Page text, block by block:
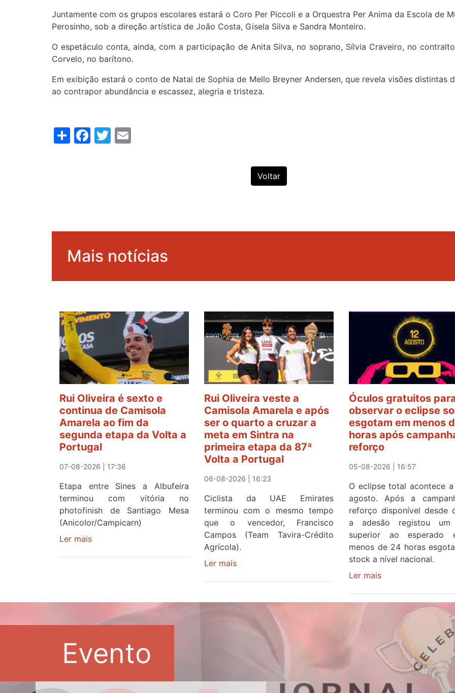
Juntamente com os grupos escolares estará o Coro Per Piccoli e a Orquestra Per Anima da Escola de
Perosinho, sob a direção artística de João Costa, Gisela Silva e Sandra Monteiro.
O espetáculo conta, ainda, com a participação de Anita Silva, no soprano, Sílvia Craveiro, no
Corvelo, no barítono.
Em exibição estará o conto de Natal de Sophia de Mello Breyner Andersen, que revela visões distintas
ao contrapor abundância e escassez, alegria e tristeza.
ShareFacebook
Twitter
Voltar
Mais notícias
Rui Oliveira é sexto e
continua de Camisola
Amarela ao fim da
segunda etapa da Volta a
Portugal
07-08-2026 | 17:36
Etapa entre Sines a Albufeira
terminou com vitória no
photofinish de Santiago Mesa
(Anicolor/Campicarn)
Ler mais
e
de
Amarela
ao
Rui Oliveira veste a
Camisola Amarela e após
ser o quarto a cruzar a
meta em Sintra na
primeira etapa da 87ª
Volta a Portugal
06-08-2026 | 16:23
Ciclista da UAE Emirates
terminou com o mesmo tempo
que o vencedor, Francisco
Campos (Team Tavira-Crédito
Agrícola).
Ler maissobre
veste
Amarela
Óculos gratuitos
observar o eclipse
esgotam em menos
horas após
reforço
05-08-2026 | 16:57
O eclipse total acontece
agosto. Após a
reforço disponível desde
a adesão registou um
superior ao esperado
menos de 24 horas
stock a nível nacional.
Ler maissobre
gratuitos
observar
eclipse
solar
esgotam
em
Evento